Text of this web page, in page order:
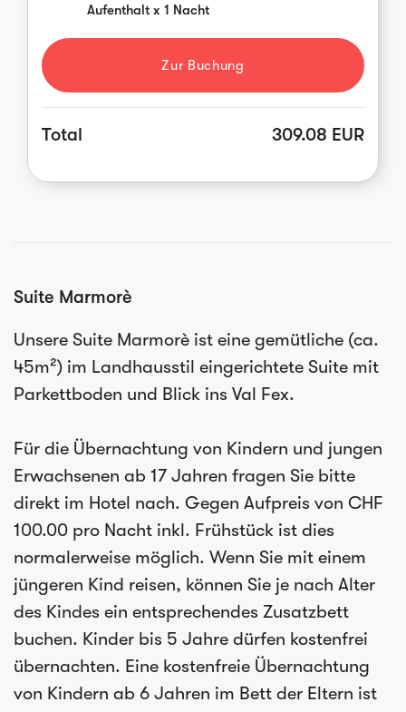
Aufenthalt x 1 Nacht
Zur Buchung
Total 309.08 EUR
Suite Marmorè
Unsere Suite Marmorè ist eine gemütliche (ca.
45m²) im Landhausstil eingerichtete Suite mit
Parkettboden und Blick ins Val Fex.
Für die Übernachtung von Kindern und jungen
Erwachsenen ab 17 Jahren fragen Sie bitte
direkt im Hotel nach. Gegen Aufpreis von CHF
100.00 pro Nacht inkl. Frühstück ist dies
normalerweise möglich. Wenn Sie mit einem
jüngeren Kind reisen, können Sie je nach Alter
des Kindes ein entsprechendes Zusatzbett
buchen. Kinder bis 5 Jahre dürfen kostenfrei
übernachten. Eine kostenfreie Übernachtung
von Kindern ab 6 Jahren im Bett der Eltern ist